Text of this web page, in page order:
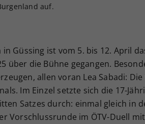
auf.
in Güssing ist vom 5. bis 12. April
über die Bühne gegangen.
allen voran Lea Sabadi: Die
Im Einzel setzte sich die 17-
Satzes durch: einmal gleich in
Vorschlussrunde im ÖTV-Duell